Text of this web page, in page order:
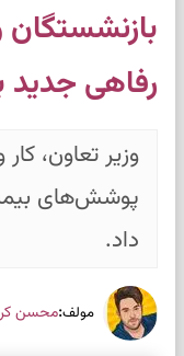
رفاهی جدید
وزیر تعاون،
پوشش‌های
داد.
مولف:محسن